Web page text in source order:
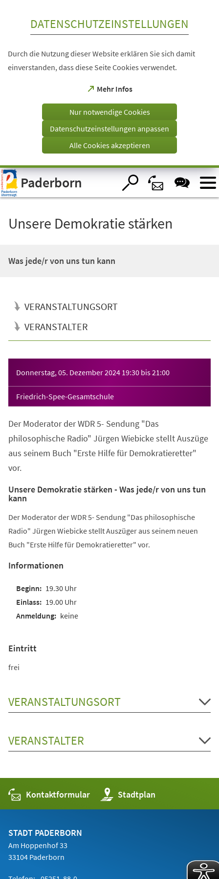
Visuelle
Assistenzsoftware
öffnen.
DATENSCHUTZEINSTELLUNGEN
Durch die Nutzung dieser Website erklären Sie sich damit
einverstanden, dass diese Seite Cookies verwendet.
Mehr Infos
(Öffnet
einem
Tab)
Nur notwendige Cookies
Datenschutzeinstellungen anpassen
Alle Cookies akzeptieren
Paderborn
Unsere Demokratie stärken
Was jede/r von uns tun kann
VERANSTALTUNGSORT
VERANSTALTER
Donnerstag, 05. Dezember 2024 19:30 bis21:00
Friedrich-Spee-Gesamtschule
Der Moderator der WDR 5- Sendung "Das
philosophische Radio" Jürgen Wiebicke stellt Auszüge
aus seinem Buch "Erste Hilfe für Demokratieretter"
vor.
Unsere Demokratie stärken - Was jede/r von uns tun
kann
Der Moderator der WDR 5- Sendung "Das philosophische
Radio" Jürgen Wiebicke stellt Auszüger aus seinem neuen
Buch "Erste Hilfe für Demokratieretter" vor.
Informationen
19.30 Uhr
19.00 Uhr
keine
Eintritt
frei
VERANSTALTUNGSORT
VERANSTALTER
Kontaktformular Stadtplan
(Öffnet
in
einem
STADT PADERBORN
Am Hoppenhof 33
33104 Paderborn